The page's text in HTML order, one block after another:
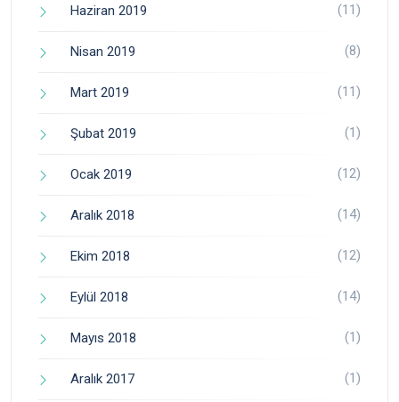
Haziran 2019 (11)
Nisan 2019 (8)
Mart 2019 (11)
Şubat 2019 (1)
Ocak 2019 (12)
Aralık 2018 (14)
Ekim 2018 (12)
Eylül 2018 (14)
Mayıs 2018 (1)
Aralık 2017 (1)